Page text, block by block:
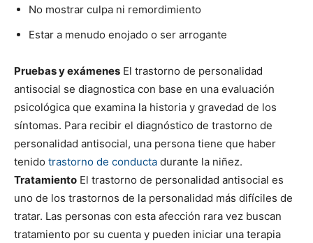
No mostrar culpa ni remordimiento
Estar a menudo enojado o ser arrogante
Pruebas y exámenes El trastorno de personalidad
antisocial se diagnostica con base en una evaluación
psicológica que examina la historia y gravedad de los
síntomas. Para recibir el diagnóstico de trastorno de
personalidad antisocial, una persona tiene que haber
tenido trastorno de conducta durante la niñez.
Tratamiento El trastorno de personalidad antisocial es
uno de los trastornos de la personalidad más difíciles de
tratar. Las personas con esta afección rara vez buscan
tratamiento por su cuenta y pueden iniciar una terapia